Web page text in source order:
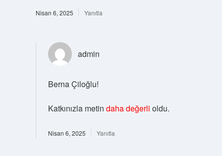
Nisan 6, 2025 Yanıtla
admin
Berna Çiloğlu!
Katkınızla metin daha değerli oldu.
Nisan 6, 2025 Yanıtla